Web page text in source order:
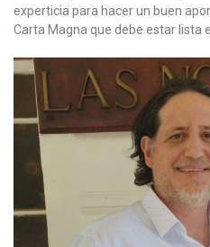
experticia para hacer un buen
Carta Magna que debe estar lista